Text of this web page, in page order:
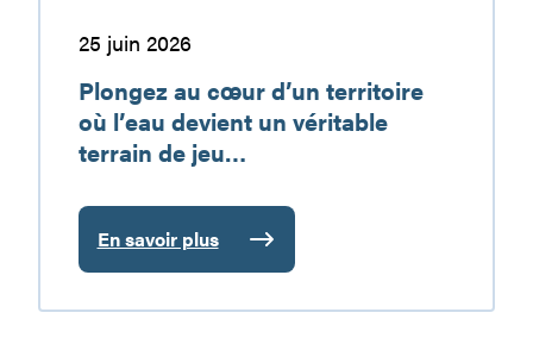
terrain25 juin 2026
Plongez au cœur d’un territoire
où l’eau devient un véritable
terrain de jeu…
En savoir plus
:
Plongez
au